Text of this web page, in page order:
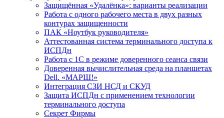
Защищённая «Удалёнка»: варианты реализации
Работа с одного рабочего места в двух разных
контурах защищенности
ПАК «Ноутбук руководителя»
Аттестованная система терминального доступа к
ИСПДн
Работа с 1С в режиме доверенного сеанса связи
Доверенная вычислительная среда на планшетах
Dell. «МАРШ!»
Интеграция СЗИ НСД и СКУД
Защита ИСПДн с применением технологии
терминального доступа
Секрет Фирмы